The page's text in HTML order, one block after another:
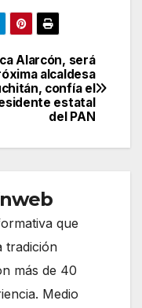
Alarcón, será
alcaldesa
confía el
estatal
del PAN
que
tradición
más de 40
Medio